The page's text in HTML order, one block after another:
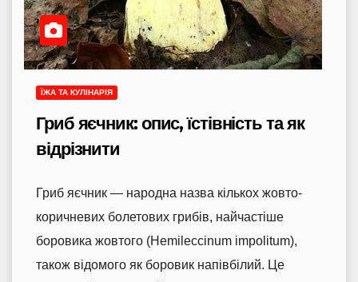
ЇЖА ТА КУЛІНАРІЯ
Гриб яєчник: опис, їстівність та як
відрізнити
Гриб яєчник — народна назва кількох жовто-
коричневих болетових грибів, найчастіше
боровика жовтого (Hemileccinum impolitum),
також відомого як боровик напівбілий. Це